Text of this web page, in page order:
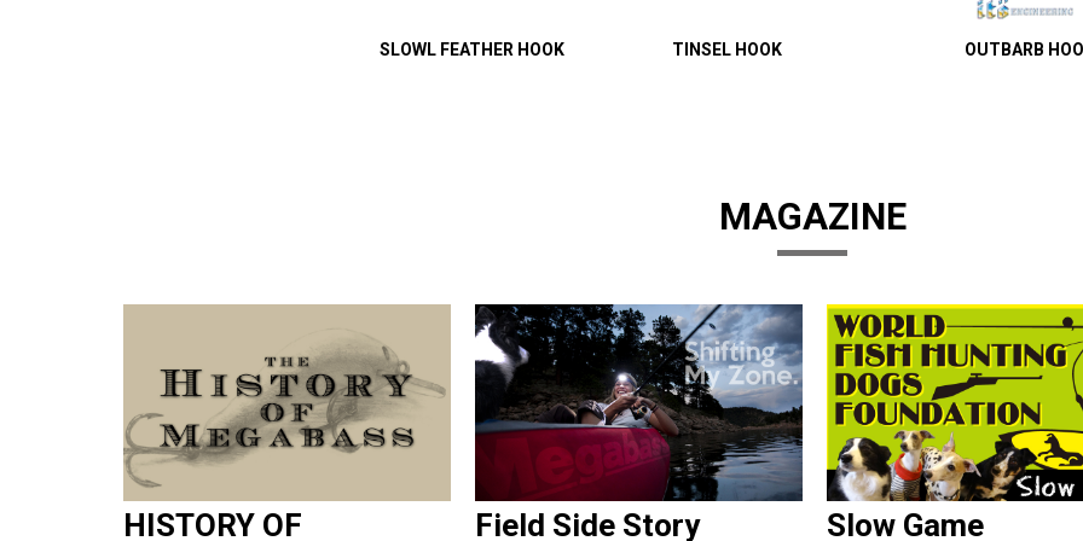
SLOWL FEATHER HOOK TINSEL HOOK OUTBARB
MAGAZINE
HISTORY OF Field Side Story Slow Game